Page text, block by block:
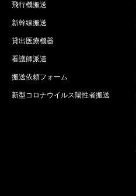
飛行機搬送
新幹線搬送
貸出医療機器
看護師派遣
搬送依頼フォーム
新型コロナウイルス陽性者搬送